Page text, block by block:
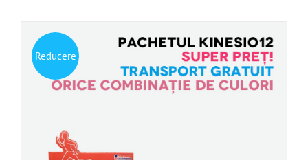
Reducere